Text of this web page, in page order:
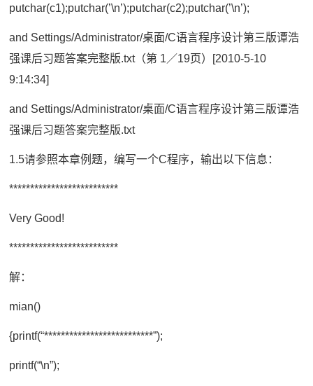
putchar(c1);putchar(’\n’);putchar(c2);putchar(’\n’);
and Settings/Administrator/桌面/C语言程序设计第三版谭浩
强课后习题答案完整版.txt（第 1／19页）[2010-5-10
9:14:34]
and Settings/Administrator/桌面/C语言程序设计第三版谭浩
强课后习题答案完整版.txt
1.5请参照本章例题，编写一个C程序，输出以下信息：
**************************
Very Good!
**************************
解：
mian()
{printf(“**************************”);
printf(“\n”);